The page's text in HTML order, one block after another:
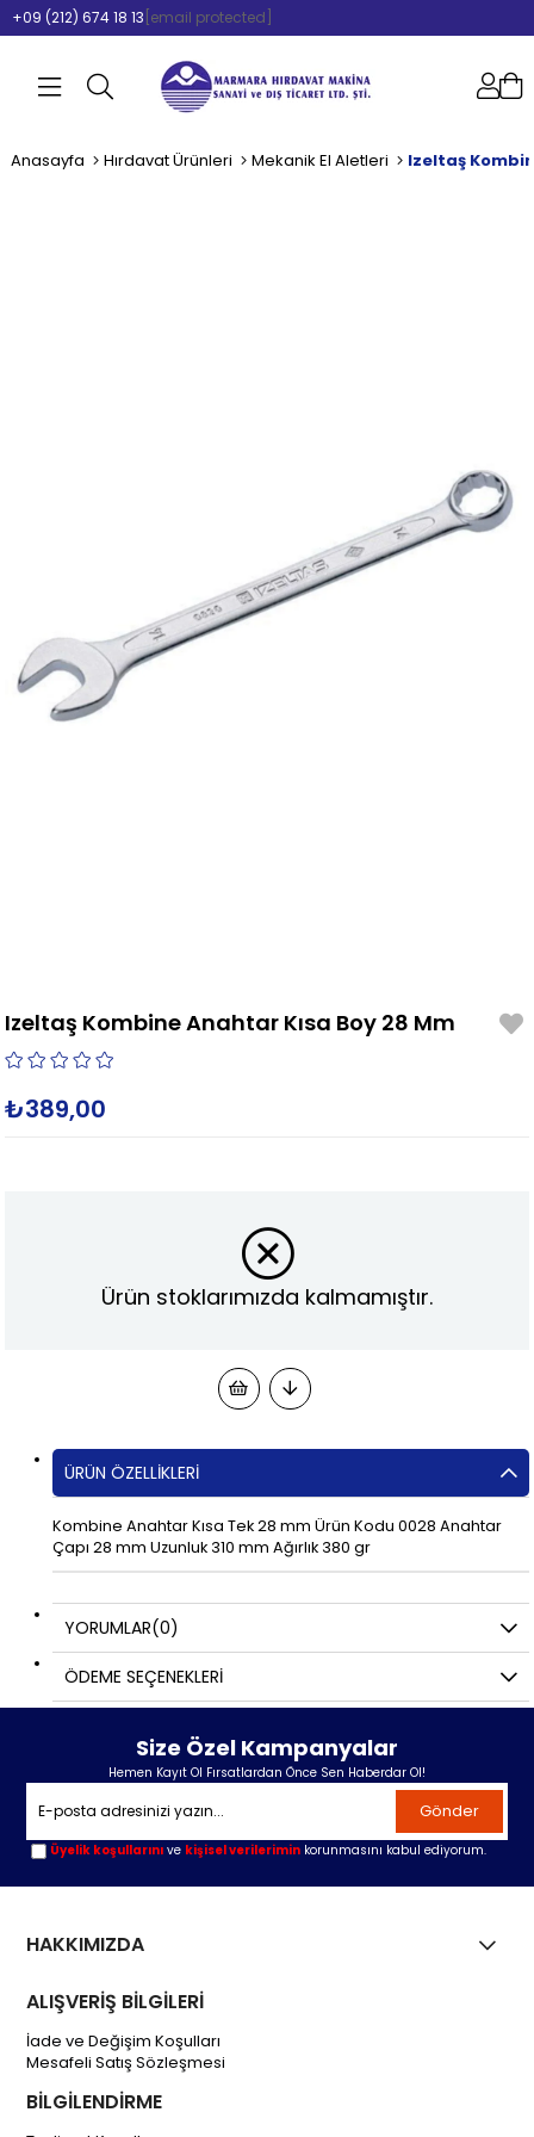
+09 (212) 674 18 13 [email protected]
Anasayfa Hırdavat Ürünleri Mekanik El Aletleri Izeltaş
Izeltaş Kombine Anahtar Kısa Boy 28 Mm
₺389,00
Ürün stoklarımızda kalmamıştır.
ÜRÜN ÖZELLIKLERI
Kombine Anahtar Kısa Tek 28 mm Ürün Kodu 0028 Anahtar
Çapı 28 mm Uzunluk 310 mm Ağırlık 380 gr
YORUMLAR(0)
ÖDEME SEÇENEKLERI
Size Özel Kampanyalar
Hemen Kayıt Ol Fırsatlardan Önce Sen Haberdar Ol!
Gönder
Üyelik koşullarını ve kişisel verilerimin korunmasını kabul ediyorum.
HAKKIMIZDA
ALIŞVERİŞ BİLGİLERİ
İade ve Değişim Koşulları
Mesafeli Satış Sözleşmesi
BİLGİLENDİRME